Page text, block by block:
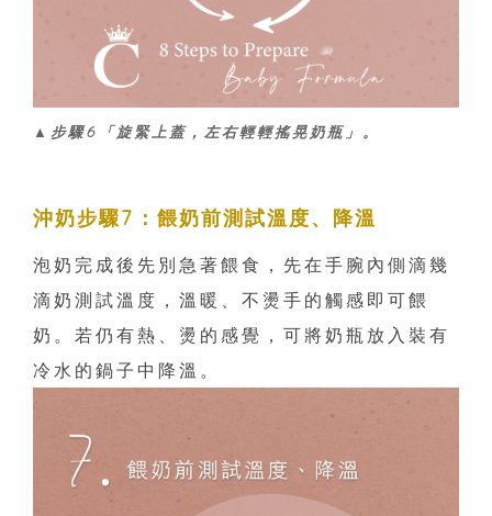
▲步驟6「旋緊上蓋，左右輕輕搖晃奶瓶」。
沖奶步驟7：餵奶前測試溫度、降溫
泡奶完成後先別急著餵食，先在手腕內側滴幾
滴奶測試溫度，溫暖、不燙手的觸感即可餵
奶。若仍有熱、燙的感覺，可將奶瓶放入裝有
冷水的鍋子中降溫。